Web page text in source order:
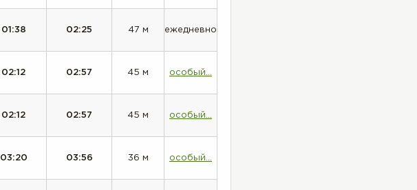
01:38 02:25 47 м ежедневно
02:12 02:57 45 м особый...
02:12 02:57 45 м особый...
03:20 03:56 36 м особый...